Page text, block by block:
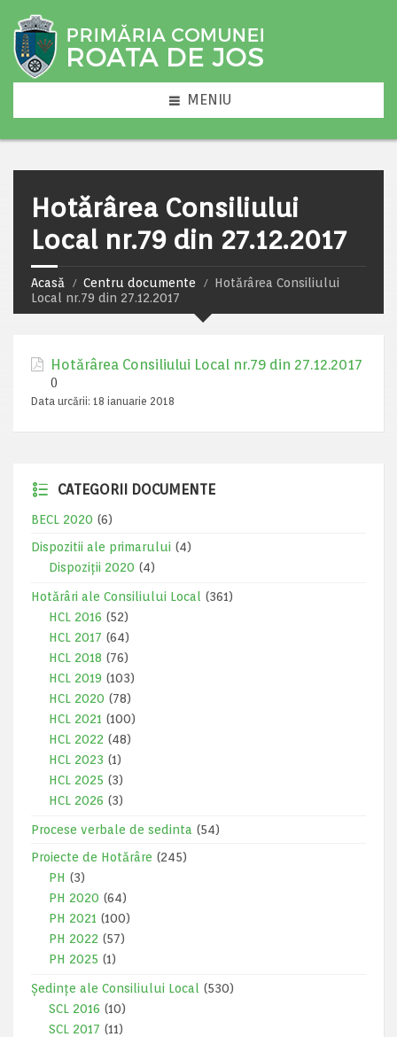
MENIU
Hotărârea Consiliului
Local nr.79 din 27.12.2017
Acasă Centru documente
Hotărârea Consiliului
Local nr.79 din 27.12.2017
Hotărârea Consiliului Local nr.79 din 27.12.2017
()
Data urcării: 18 ianuarie 2018
CATEGORII DOCUMENTE
BECL 2020 (6)
Dispozitii ale primarului (4)
Dispoziții 2020 (4)
Hotărâri ale Consiliului Local
(361)
HCL 2016 (52)
HCL 2017 (64)
HCL 2018 (76)
HCL 2019 (103)
HCL 2020 (78)
HCL 2021 (100)
HCL 2022 (48)
HCL 2023 (1)
HCL 2025 (3)
HCL 2026 (3)
Procese verbale de sedinta (54)
Proiecte de Hotărâre (245)
PH (3)
PH 2020 (64)
PH 2021 (100)
PH 2022 (57)
PH 2025 (1)
Ședințe ale Consiliului Local
(530)
SCL 2016 (10)
SCL 2017 (11)